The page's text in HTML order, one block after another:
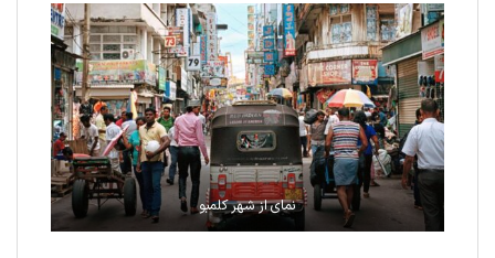
نمای از شهر کلمبو